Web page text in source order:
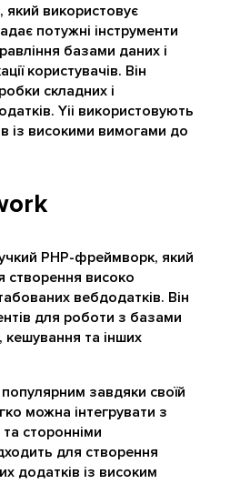
використовує
потужні інструменти
базами даних і
користувачів. Він
складних і
Yii використовують
із високими вимогами до
PHP-фреймворк, який
створення високо
вебдодатків. Він
для роботи з базами
кешування та інших
завдяки своїй
можна інтегрувати з
сторонніми
для створення
додатків із високим